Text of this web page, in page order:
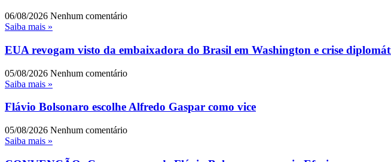
06/08/2026 Nenhum comentário
Saiba mais »
EUA revogam visto da embaixadora do Brasil em Washington e crise
05/08/2026 Nenhum comentário
Saiba mais »
Flávio Bolsonaro escolhe Alfredo Gaspar como vice
05/08/2026 Nenhum comentário
Saiba mais »